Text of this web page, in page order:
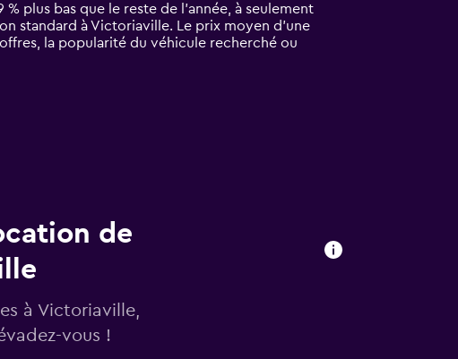
plus bas que le reste de l’année, à seulement
standard à Victoriaville. Le prix moyen d’une
la popularité du véhicule recherché ou
de
à Victoriaville,
vous !